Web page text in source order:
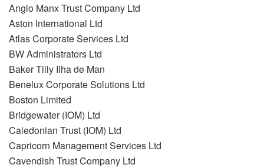
Anglo Manx Trust Company Ltd
Aston International Ltd
Atlas Corporate Services Ltd
BW Administrators Ltd
Baker Tilly Ilha de Man
Benelux Corporate Solutions Ltd
Boston Limited
Bridgewater (IOM) Ltd
Caledonian Trust (IOM) Ltd
Capricorn Management Services Ltd
Cavendish Trust Company Ltd